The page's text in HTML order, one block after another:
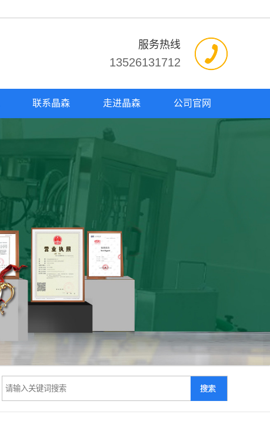
服务热线
13526131712
联系晶森 走进晶森 公司官网